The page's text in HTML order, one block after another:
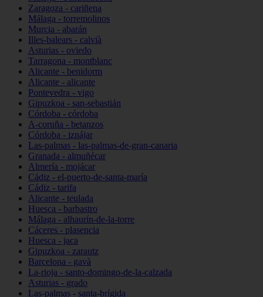
Zaragoza - cariñena
Málaga - torremolinos
Murcia - abarán
Illes-balears - calvià
Asturias - oviedo
Tarragona - montblanc
Alicante - benidorm
Alicante - alicante
Pontevedra - vigo
Gipuzkoa - san-sebastián
Córdoba - córdoba
A-coruña - betanzos
Córdoba - iznájar
Las-palmas - las-palmas-de-gran-canaria
Granada - almuñécar
Almería - mojácar
Cádiz - el-puerto-de-santa-maría
Cádiz - tarifa
Alicante - teulada
Huesca - barbastro
Málaga - alhaurín-de-la-torre
Cáceres - plasencia
Huesca - jaca
Gipuzkoa - zarautz
Barcelona - gavà
La-rioja - santo-domingo-de-la-calzada
Asturias - grado
Las-palmas - santa-brígida